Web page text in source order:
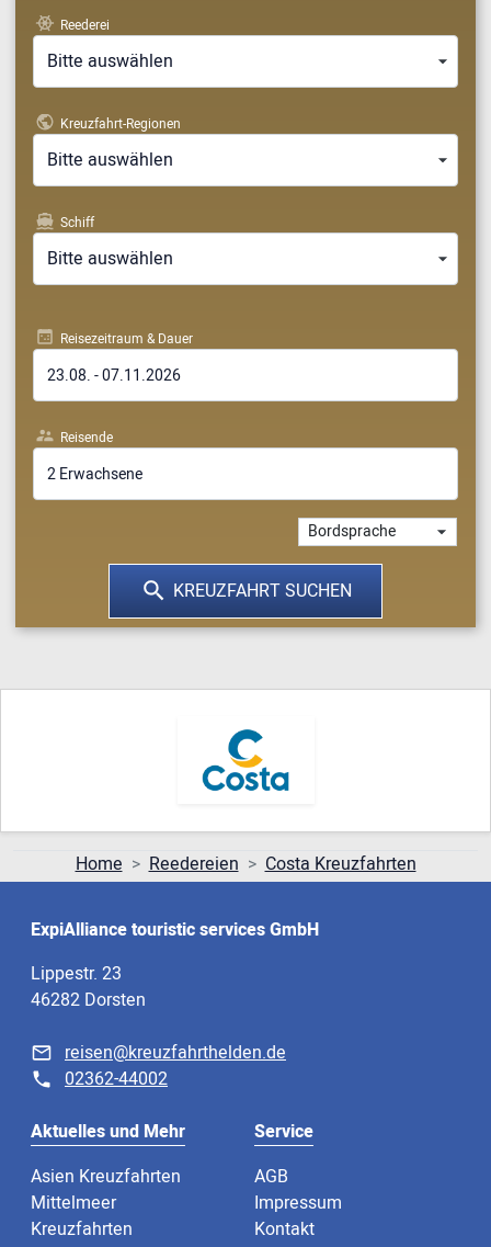
Reederei
Bitte auswählen
Kreuzfahrt-Regionen
Bitte auswählen
Schiff
Bitte auswählen
Reisezeitraum & Dauer
23.08.-07.11.2026
Reisende
2 Erwachsene
KREUZFAHRT SUCHEN
Home Reedereien Costa Kreuzfahrten
ExpiAlliance touristic services GmbH
Lippestr. 23
46282 Dorsten
reisen@kreuzfahrthelden.de
02362-44002
Aktuelles und Mehr
Asien Kreuzfahrten
Mittelmeer
Kreuzfahrten
Service
AGB
Impressum
Kontakt